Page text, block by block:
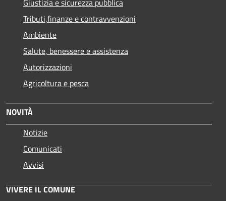
Tributi,finanze e contravvenzioni
Ambiente
Salute, benessere e assistenza
Autorizzazioni
Agricoltura e pesca
NOVITÀ
Notizie
Comunicati
Avvisi
VIVERE IL COMUNE